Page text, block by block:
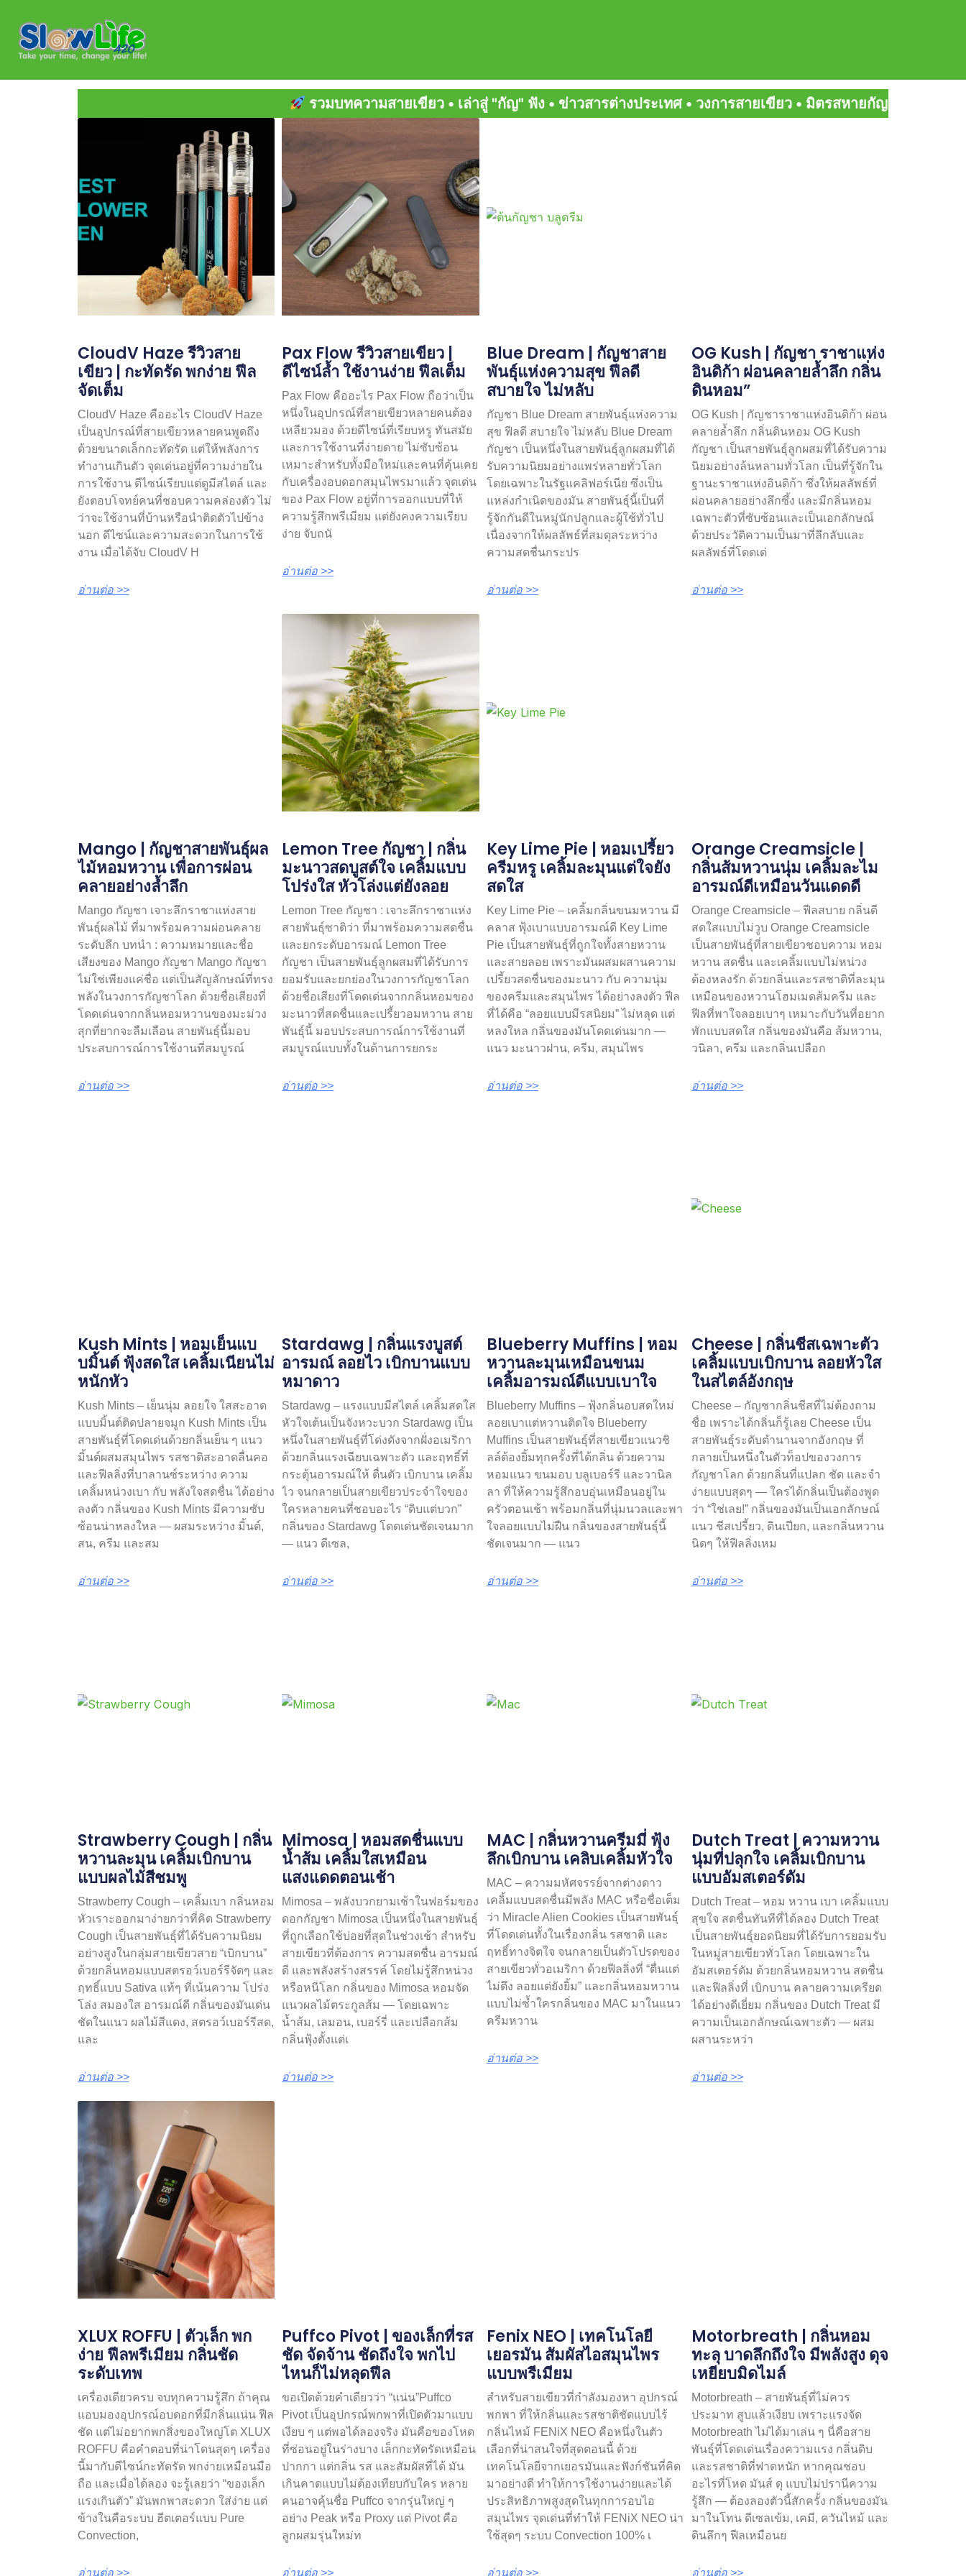
content
รวมบทความสายเขียว • เล่าสู่ "กัญ" ฟัง • ข่าวสารต่างประเทศ • วงการสายเขียว • มิตรสหายกัญ • สายเขียวเด็ดๆ
CloudV Haze รีวิวสาย
เขียว | กะทัดรัด พกง่าย ฟีล
จัดเต็ม
CloudV Haze คืออะไร CloudV Haze
เป็นอุปกรณ์ที่สายเขียวหลายคนพูดถึง
ด้วยขนาดเล็กกะทัดรัด แต่ให้พลังการ
ทำงานเกินตัว จุดเด่นอยู่ที่ความง่ายใน
การใช้งาน ดีไซน์เรียบแต่ดูมีสไตล์ และ
ยังตอบโจทย์คนที่ชอบความคล่องตัว ไม่
ว่าจะใช้งานที่บ้านหรือนำติดตัวไปข้าง
นอก ดีไซน์และความสะดวกในการใช้
งาน เมื่อได้จับ CloudV H
อ่านต่อ >>
Pax Flow รีวิวสายเขียว |
ดีไซน์ล้ำ ใช้งานง่าย ฟีลเต็ม
Pax Flow คืออะไร Pax Flow ถือว่าเป็น
หนึ่งในอุปกรณ์ที่สายเขียวหลายคนต้อง
เหลียวมอง ด้วยดีไซน์ที่เรียบหรู ทันสมัย
และการใช้งานที่ง่ายดาย ไม่ซับซ้อน
เหมาะสำหรับทั้งมือใหม่และคนที่คุ้นเคย
กับเครื่องอบดอกสมุนไพรมาแล้ว จุดเด่น
ของ Pax Flow อยู่ที่การออกแบบที่ให้
ความรู้สึกพรีเมียม แต่ยังคงความเรียบ
ง่าย จับถนั
อ่านต่อ >>
Blue Dream | กัญชาสาย
พันธุ์แห่งความสุข ฟีลดี
สบายใจ ไม่หลับ
กัญชา Blue Dream สายพันธุ์แห่งความ
สุข ฟีลดี สบายใจ ไม่หลับ Blue Dream
กัญชา เป็นหนึ่งในสายพันธุ์ลูกผสมที่ได้
รับความนิยมอย่างแพร่หลายทั่วโลก
โดยเฉพาะในรัฐแคลิฟอร์เนีย ซึ่งเป็น
แหล่งกำเนิดของมัน สายพันธุ์นี้เป็นที่
รู้จักกันดีในหมู่นักปลูกและผู้ใช้ทั่วไป
เนื่องจากให้ผลลัพธ์ที่สมดุลระหว่าง
ความสดชื่นกระปร
อ่านต่อ >>
OG Kush | กัญชา ราชาแห่ง
อินดิก้า ผ่อนคลายล้ำลึก กลิ่น
ดินหอม”
OG Kush | กัญชาราชาแห่งอินดิก้า ผ่อน
คลายล้ำลึก กลิ่นดินหอม OG Kush
กัญชา เป็นสายพันธุ์ลูกผสมที่ได้รับความ
นิยมอย่างล้นหลามทั่วโลก เป็นที่รู้จักใน
ฐานะราชาแห่งอินดิก้า ซึ่งให้ผลลัพธ์ที่
ผ่อนคลายอย่างลึกซึ้ง และมีกลิ่นหอม
เฉพาะตัวที่ซับซ้อนและเป็นเอกลักษณ์
ด้วยประวัติความเป็นมาที่ลึกลับและ
ผลลัพธ์ที่โดดเด่
อ่านต่อ >>
Mango | กัญชาสายพันธุ์ผล
ไม้หอมหวาน เพื่อการผ่อน
คลายอย่างล้ำลึก
Mango กัญชา เจาะลึกราชาแห่งสาย
พันธุ์ผลไม้ ที่มาพร้อมความผ่อนคลาย
ระดับลึก บทนำ : ความหมายและชื่อ
เสียงของ Mango กัญชา Mango กัญชา
ไม่ใช่เพียงแค่ชื่อ แต่เป็นสัญลักษณ์ที่ทรง
พลังในวงการกัญชาโลก ด้วยชื่อเสียงที่
โดดเด่นจากกลิ่นหอมหวานของมะม่วง
สุกที่ยากจะลืมเลือน สายพันธุ์นี้มอบ
ประสบการณ์การใช้งานที่สมบูรณ์
อ่านต่อ >>
Lemon Tree กัญชา | กลิ่น
มะนาวสดบูสต์ใจ เคลิ้มแบบ
โปร่งใส หัวโล่งแต่ยังลอย
Lemon Tree กัญชา : เจาะลึกราชาแห่ง
สายพันธุ์ซาติว่า ที่มาพร้อมความสดชื่น
และยกระดับอารมณ์ Lemon Tree
กัญชา เป็นสายพันธุ์ลูกผสมที่ได้รับการ
ยอมรับและยกย่องในวงการกัญชาโลก
ด้วยชื่อเสียงที่โดดเด่นจากกลิ่นหอมของ
มะนาวที่สดชื่นและเปรี้ยวอมหวาน สาย
พันธุ์นี้ มอบประสบการณ์การใช้งานที่
สมบูรณ์แบบทั้งในด้านการยกระ
อ่านต่อ >>
Key Lime Pie | หอมเปรี้ยว
ครีมหรู เคลิ้มละมุนแต่ใจยัง
สดใส
Key Lime Pie – เคลิ้มกลิ่นขนมหวาน มี
คลาส ฟุ้งเบาแบบอารมณ์ดี Key Lime
Pie เป็นสายพันธุ์ที่ถูกใจทั้งสายหวาน
และสายลอย เพราะมันผสมผสานความ
เปรี้ยวสดชื่นของมะนาว กับ ความนุ่ม
ของครีมและสมุนไพร ได้อย่างลงตัว ฟีล
ที่ได้คือ “ลอยแบบมีรสนิยม” ไม่หลุด แต่
หลงใหล กลิ่นของมันโดดเด่นมาก —
แนว มะนาวฝาน, ครีม, สมุนไพร
อ่านต่อ >>
Orange Creamsicle |
กลิ่นส้มหวานนุ่ม เคลิ้มละไม
อารมณ์ดีเหมือนวันแดดดี
Orange Creamsicle – ฟีลสบาย กลิ่นดี
สดใสแบบไม่วูบ Orange Creamsicle
เป็นสายพันธุ์ที่สายเขียวชอบความ หอม
หวาน สดชื่น และเคลิ้มแบบไม่หน่วง
ต้องหลงรัก ด้วยกลิ่นและรสชาติที่ละมุน
เหมือนของหวานโฮมเมดส้มครีม และ
ฟีลที่พาใจลอยเบาๆ เหมาะกับวันที่อยาก
พักแบบสดใส กลิ่นของมันคือ ส้มหวาน,
วนิลา, ครีม และกลิ่นเปลือก
อ่านต่อ >>
Kush Mints | หอมเย็นแบ
บมิ้นต์ ฟุ้งสดใส เคลิ้มเนียนไม่
หนักหัว
Kush Mints – เย็นนุ่ม ลอยใจ ใสสะอาด
แบบมิ้นต์ติดปลายจมูก Kush Mints เป็น
สายพันธุ์ที่โดดเด่นด้วยกลิ่นเย็น ๆ แนว
มิ้นต์ผสมสมุนไพร รสชาติสะอาดลื่นคอ
และฟีลลิ่งที่บาลานซ์ระหว่าง ความ
เคลิ้มหน่วงเบา กับ พลังใจสดชื่น ได้อย่าง
ลงตัว กลิ่นของ Kush Mints มีความซับ
ซ้อนน่าหลงใหล — ผสมระหว่าง มิ้นต์,
สน, ครีม และสม
อ่านต่อ >>
Stardawg | กลิ่นแรงบูสต์
อารมณ์ ลอยไว เบิกบานแบบ
หมาดาว
Stardawg – แรงแบบมีสไตล์ เคลิ้มสดใส
หัวใจเต้นเป็นจังหวะบวก Stardawg เป็น
หนึ่งในสายพันธุ์ที่โด่งดังจากฝั่งอเมริกา
ด้วยกลิ่นแรงเฉียบเฉพาะตัว และฤทธิ์ที่
กระตุ้นอารมณ์ให้ ตื่นตัว เบิกบาน เคลิ้ม
ไว จนกลายเป็นสายเขียวประจำใจของ
ใครหลายคนที่ชอบอะไร “ดิบแต่บวก”
กลิ่นของ Stardawg โดดเด่นชัดเจนมาก
— แนว ดีเซล,
อ่านต่อ >>
Blueberry Muffins | หอม
หวานละมุนเหมือนขนม
เคลิ้มอารมณ์ดีแบบเบาใจ
Blueberry Muffins – ฟุ้งกลิ่นอบสดใหม่
ลอยเบาแต่หวานติดใจ Blueberry
Muffins เป็นสายพันธุ์ที่สายเขียวแนวชิ
ลล์ต้องยิ้มทุกครั้งที่ได้กลิ่น ด้วยความ
หอมแนว ขนมอบ บลูเบอร์รี และวานิล
ลา ที่ให้ความรู้สึกอบอุ่นเหมือนอยู่ใน
ครัวตอนเช้า พร้อมกลิ่นที่นุ่มนวลและพา
ใจลอยแบบไม่ฝืน กลิ่นของสายพันธุ์นี้
ชัดเจนมาก — แนว
อ่านต่อ >>
Cheese | กลิ่นชีสเฉพาะตัว
เคลิ้มแบบเบิกบาน ลอยหัวใส
ในสไตล์อังกฤษ
Cheese – กัญชากลิ่นชีสที่ไม่ต้องถาม
ชื่อ เพราะได้กลิ่นก็รู้เลย Cheese เป็น
สายพันธุ์ระดับตำนานจากอังกฤษ ที่
กลายเป็นหนึ่งในตัวท็อปของวงการ
กัญชาโลก ด้วยกลิ่นที่แปลก ชัด และจำ
ง่ายแบบสุดๆ — ใครได้กลิ่นเป็นต้องพูด
ว่า “ใช่เลย!” กลิ่นของมันเป็นเอกลักษณ์
แนว ชีสเปรี้ยว, ดินเปียก, และกลิ่นหวาน
นิดๆ ให้ฟีลลิ่งเหม
อ่านต่อ >>
Strawberry Cough | กลิ่น
หวานละมุน เคลิ้มเบิกบาน
แบบผลไม้สีชมพู
Strawberry Cough – เคลิ้มเบา กลิ่นหอม
หัวเราะออกมาง่ายกว่าที่คิด Strawberry
Cough เป็นสายพันธุ์ที่ได้รับความนิยม
อย่างสูงในกลุ่มสายเขียวสาย “เบิกบาน”
ด้วยกลิ่นหอมแบบสตรอว์เบอร์รีจัดๆ และ
ฤทธิ์แบบ Sativa แท้ๆ ที่เน้นความ โปร่ง
โล่ง สมองใส อารมณ์ดี กลิ่นของมันเด่น
ชัดในแนว ผลไม้สีแดง, สตรอว์เบอร์รีสด,
และ
อ่านต่อ >>
Mimosa | หอมสดชื่นแบบ
น้ำส้ม เคลิ้มใสเหมือน
แสงแดดตอนเช้า
Mimosa – พลังบวกยามเช้าในฟอร์มของ
ดอกกัญชา Mimosa เป็นหนึ่งในสายพันธุ์
ที่ถูกเลือกใช้บ่อยที่สุดในช่วงเช้า สำหรับ
สายเขียวที่ต้องการ ความสดชื่น อารมณ์
ดี และพลังสร้างสรรค์ โดยไม่รู้สึกหน่วง
หรือหนีโลก กลิ่นของ Mimosa หอมจัด
แนวผลไม้ตระกูลส้ม — โดยเฉพาะ
น้ำส้ม, เลมอน, เบอร์รี่ และเปลือกส้ม
กลิ่นฟุ้งตั้งแต่เ
อ่านต่อ >>
MAC | กลิ่นหวานครีมมี่ ฟุ้ง
ลึกเบิกบาน เคลิบเคลิ้มหัวใจ
MAC – ความมหัศจรรย์จากต่างดาว
เคลิ้มแบบสดชื่นมีพลัง MAC หรือชื่อเต็ม
ว่า Miracle Alien Cookies เป็นสายพันธุ์
ที่โดดเด่นทั้งในเรื่องกลิ่น รสชาติ และ
ฤทธิ์ทางจิตใจ จนกลายเป็นตัวโปรดของ
สายเขียวทั่วอเมริกา ด้วยฟีลลิ่งที่ “ตื่นแต่
ไม่ตึง ลอยแต่ยังยิ้ม” และกลิ่นหอมหวาน
แบบไม่ซ้ำใครกลิ่นของ MAC มาในแนว
ครีมหวาน
อ่านต่อ >>
Dutch Treat | ความหวาน
นุ่มที่ปลุกใจ เคลิ้มเบิกบาน
แบบอัมสเตอร์ดัม
Dutch Treat – หอม หวาน เบา เคลิ้มแบบ
สุขใจ สดชื่นทันทีที่ได้ลอง Dutch Treat
เป็นสายพันธุ์ยอดนิยมที่ได้รับการยอมรับ
ในหมู่สายเขียวทั่วโลก โดยเฉพาะใน
อัมสเตอร์ดัม ด้วยกลิ่นหอมหวาน สดชื่น
และฟีลลิ่งที่ เบิกบาน คลายความเครียด
ได้อย่างดีเยี่ยม กลิ่นของ Dutch Treat มี
ความเป็นเอกลักษณ์เฉพาะตัว — ผสม
ผสานระหว่า
อ่านต่อ >>
XLUX ROFFU | ตัวเล็ก พก
ง่าย ฟีลพรีเมียม กลิ่นชัด
ระดับเทพ
เครื่องเดียวครบ จบทุกความรู้สึก ถ้าคุณ
แอบมองอุปกรณ์อบดอกที่มีกลิ่นแน่น ฟีล
ชัด แต่ไม่อยากพกสิ่งของใหญ่โต XLUX
ROFFU คือคำตอบที่น่าโดนสุดๆ เครื่อง
นี้มากับดีไซน์กะทัดรัด พกง่ายเหมือนมือ
ถือ และเมื่อได้ลอง จะรู้เลยว่า “ของเล็ก
แรงเกินตัว” มันพกพาสะดวก ใส่ง่าย แต่
ข้างในคือระบบ ฮีตเตอร์แบบ Pure
Convection,
อ่านต่อ >>
Puffco Pivot | ของเล็กที่รส
ชัด จัดจ้าน ชัดถึงใจ พกไป
ไหนก็ไม่หลุดฟีล
ขอเปิดด้วยคำเดียวว่า “แน่น”Puffco
Pivot เป็นอุปกรณ์พกพาที่เปิดตัวมาแบบ
เงียบ ๆ แต่พอได้ลองจริง มันคือของโหด
ที่ซ่อนอยู่ในร่างบาง เล็กกะทัดรัดเหมือน
ปากกา แต่กลิ่น รส และสัมผัสที่ได้ มัน
เกินคาดแบบไม่ต้องเทียบกับใคร หลาย
คนอาจคุ้นชื่อ Puffco จากรุ่นใหญ่ ๆ
อย่าง Peak หรือ Proxy แต่ Pivot คือ
ลูกผสมรุ่นใหม่ท
อ่านต่อ >>
Fenix ​​​​NEO | เทคโนโลยี
เยอรมัน สัมผัสไอสมุนไพร
แบบพรีเมียม
สำหรับสายเขียวที่กำลังมองหา อุปกรณ์
พกพา ที่ให้กลิ่นและรสชาติชัดแบบไร้
กลิ่นไหม้ FENiX NEO คือหนึ่งในตัว
เลือกที่น่าสนใจที่สุดตอนนี้ ด้วย
เทคโนโลยีจากเยอรมันและฟังก์ชันที่คิด
มาอย่างดี ทำให้การใช้งานง่ายและได้
ประสิทธิภาพสูงสุดในทุกการอบไอ
สมุนไพร จุดเด่นที่ทำให้ FENiX NEO น่า
ใช้สุดๆ ระบบ Convection 100% เ
อ่านต่อ >>
Motorbreath | กลิ่นหอม
ทะลุ บาดลึกถึงใจ มีพลังสูง ดุจ
เหยียบมิดไมล์
Motorbreath – สายพันธุ์ที่ไม่ควร
ประมาท สูบแล้วเงียบ เพราะแรงจัด
Motorbreath ไม่ได้มาเล่น ๆ นี่คือสาย
พันธุ์ที่โดดเด่นเรื่องความแรง กลิ่นดิบ
และรสชาติที่ฟาดหนัก หากคุณชอบ
อะไรที่โหด มันส์ ดุ แบบไม่ปรานีความ
รู้สึก — ต้องลองตัวนี้สักครั้ง กลิ่นของมัน
มาในโทน ดีเซลเข้ม, เคมี, ควันไหม้ และ
ดินลึกๆ ฟีลเหมือนย
อ่านต่อ >>
Page
Page